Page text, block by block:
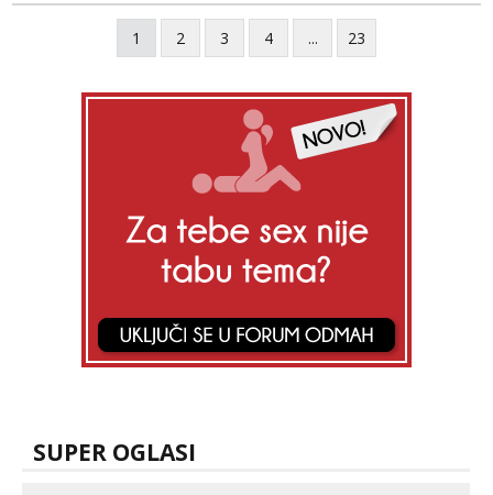
1 2 3 4 ... 23
SUPER OGLASI